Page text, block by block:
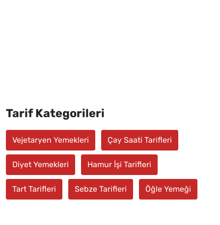
Tarif Kategorileri
Vejetaryen Yemekleri Çay Saati Tarifleri
Diyet Yemekleri Hamur İşi Tarifleri
Tart Tarifleri Sebze Tarifleri Öğle Yemeği